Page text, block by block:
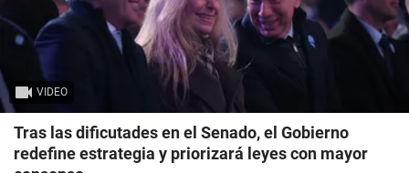
VIDEO
Tras las dificutades en el Senado, el Gobierno
redefine estrategia y priorizará leyes con mayor